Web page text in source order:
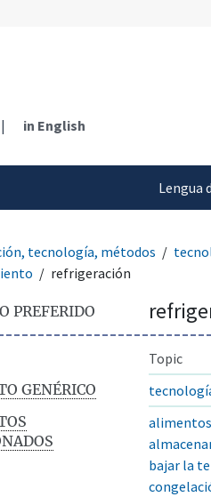
| in English
Lengua
tecnología, métodos
refrigeración
PREFERIDO
Topic
GENÉRICO
bajar la